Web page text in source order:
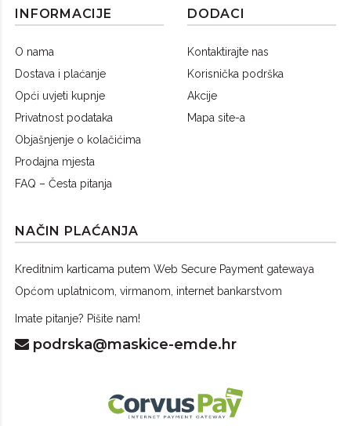
INFORMACIJE
O nama
Dostava i plaćanje
Opći uvjeti kupnje
Privatnost podataka
Objašnjenje o kolačićima
Prodajna mjesta
FAQ – Česta pitanja
DODACI
Kontaktirajte nas
Korisnička podrška
Akcije
Mapa site-a
NAČIN PLAĆANJA
Kreditnim karticama putem Web Secure Payment gatewaya
Općom uplatnicom, virmanom, internet bankarstvom
Imate pitanje? Pišite nam!
podrska@maskice-emde.hr